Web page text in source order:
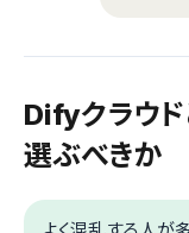
Difyクラウド
選ぶべきか